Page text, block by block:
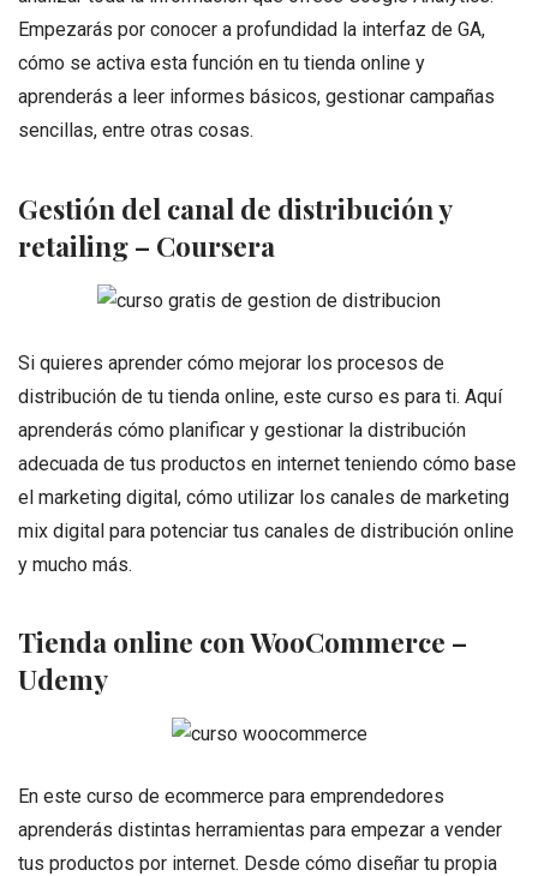
Empezarás por conocer a profundidad la interfaz de GA,
cómo se activa esta función en tu tienda online y
aprenderás a leer informes básicos, gestionar campañas
sencillas, entre otras cosas.
Gestión del canal de distribución y
retailing – Coursera
Si quieres aprender cómo mejorar los procesos de
distribución de tu tienda online, este curso es para ti. Aquí
aprenderás cómo planificar y gestionar la distribución
adecuada de tus productos en internet teniendo cómo base
el marketing digital, cómo utilizar los canales de marketing
mix digital para potenciar tus canales de distribución online
y mucho más.
Tienda online con WooCommerce –
Udemy
En este curso de ecommerce para emprendedores
aprenderás distintas herramientas para empezar a vender
tus productos por internet. Desde cómo diseñar tu propia